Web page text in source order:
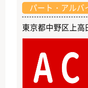
パート・アルバ
東京都中野区上